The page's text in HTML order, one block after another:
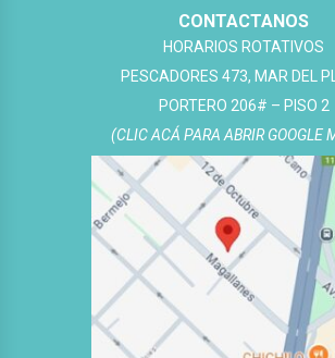
CONTACTANOS
HORARIOS ROTATIVOS
PESCADORES 473, MAR DEL
PORTERO 206# – PISO 2
(CLIC ACÁ PARA ABRIR GOOGLE